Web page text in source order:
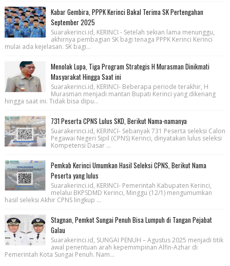
Kabar Gembira, PPPK Kerinci Bakal Terima SK Pertengahan
September 2025
Suarakerinci.id, KERINCI - Setelah sekian lama menunggu,
akhirnya pembagian SK bagi tenaga PPPK Kerinci Kerinci
mulai ada kejelasan. SK bagi...
Menolak Lupa, Tiga Program Strategis H Murasman Dinikmati
Masyarakat Hingga Saat ini
Suarakerinci.id, KERINCI- Beberapa periode terakhir, H
Murasman menjadi mantan Bupati Kerinci yang dikenang
hingga saat ini. Tidak bisa dipu...
731 Peserta CPNS Lulus SKD, Berikut Nama-namanya
Suarakerinci.id, KERINCI- Sebanyak 731 Peserta seleksi Calon
Pegawai Negeri Sipil (CPNS) Kerinci, dinyatakan lulus seleksi
Kompetensi Dasar ...
Pemkab Kerinci Umumkan Hasil Seleksi CPNS, Berikut Nama
Peserta yang lulus
Suarakerinci.id, KERINCI- Pemerintah Kabupaten Kerinci,
melalui BKPSDMD Kerinci, Minggu (12/1) mengumumkan
hasil seleksi Akhir CPNS lingkup ...
Stagnan, Pemkot Sungai Penuh Bisa Lumpuh di Tangan Pejabat
Galau
Suarakerinci.id, SUNGAI PENUH – Agustus 2025 menjadi titik
awal penentuan arah kepemimpinan Alfin-Azhar di
Pemerintah Kota Sungai Penuh. Nam...